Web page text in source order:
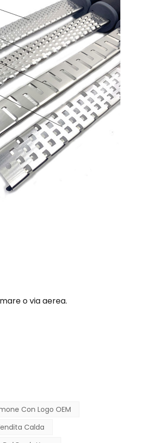
o via aerea.
Con Logo OEM
Calda